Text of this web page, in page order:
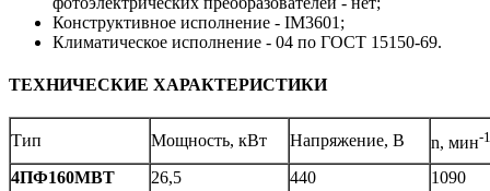
Конструктивное исполнение - IM3601;
Климатическое исполнение - 04 по ГОСТ 15150-69.
ТЕХНИЧЕСКИЕ ХАРАКТЕРИСТИКИ
Тип Мощность, кВт Напряжение, В n, мин-
4ПФ160MВТ 26,5 440 1090